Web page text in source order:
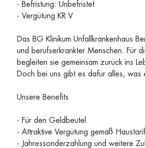
- Befristung: Unbefristet
- Vergütung KR V
Das BG Klinikum Unfallkrankenhaus
und berufserkrankter Menschen. Für
begleiten sie gemeinsam zurück ins
Doch bei uns gibt es dafür alles, was
Unsere Benefits
- Für den Geldbeutel
- Attraktive Vergütung gemäß
- Jahressonderzahlung und weitere